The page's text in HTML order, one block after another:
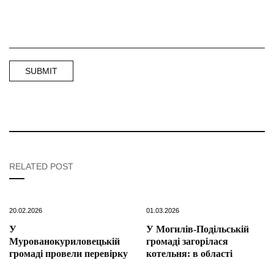
RELATED POST
20.02.2026
У
Мурованокуриловецькій
громаді провели перевірку
01.03.2026
У Могилів-Подільській
громаді загорілася
котельня: в області